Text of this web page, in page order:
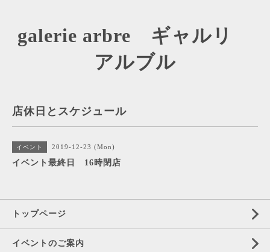
galerie arbre ギャルリ
アルブル
店休日とスケジュール
イベント 2019-12-23 (Mon)
イベント最終日 16時閉店
トップページ
イベントのご案内